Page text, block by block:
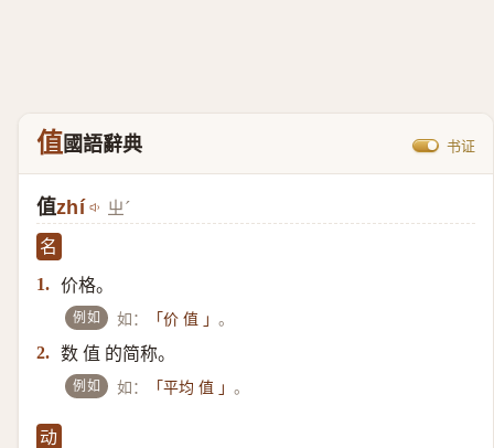
值國語辭典 书证
值zhí ㄓˊ
名
1. 价格。
例如 如： 「价 值 」。
2. 数 值 的简称。
例如 如： 「平均 值 」。
动